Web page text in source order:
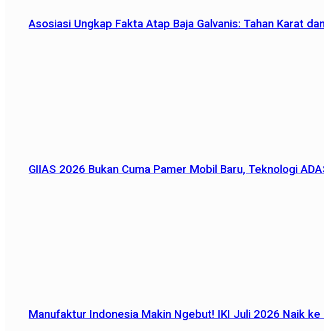
Asosiasi Ungkap Fakta Atap Baja Galvanis: Tahan Karat
GIIAS 2026 Bukan Cuma Pamer Mobil Baru, Teknologi
Manufaktur Indonesia Makin Ngebut! IKI Juli 2026 Naik ke